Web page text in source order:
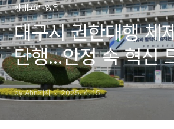
카테고리 없음
대구시 권한대행 체
단행...안정 속 혁신
by Ahn기자 2025. 4. 15.